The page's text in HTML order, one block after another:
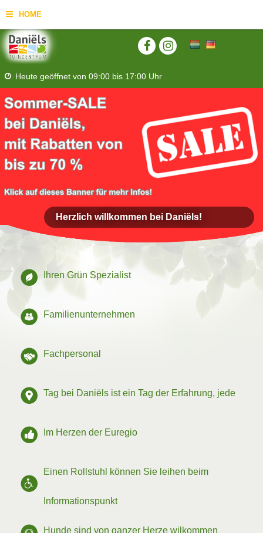
HOME
Herzlich willkommen bei Daniëls!
Heute geöffnet von 09:00 bis 17:00 Uhr
Ihren Grün Spezialist
Familienunternehmen
Fachpersonal
Tag bei Daniëls ist ein Tag der Erfahrung, jede
Im Herzen der Euregio
Einen Rollstuhl können Sie leihen beim
Informationspunkt
Hunde sind von ganzer Herze wilkommen